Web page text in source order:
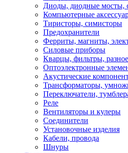
Диоды, диодные мосты,
Компьютерные
Тиристоры, симисторы
Предохранители
Ферриты, магниты,
Силовые приборы
Кварцы, фильтры, разное
Оптоэлектронные
Акустические
Трансформаторы,
Переключатели,
Реле
Вентиляторы и кулеры
Соединители
Установочные изделия
Кабели, провода
Шнуры